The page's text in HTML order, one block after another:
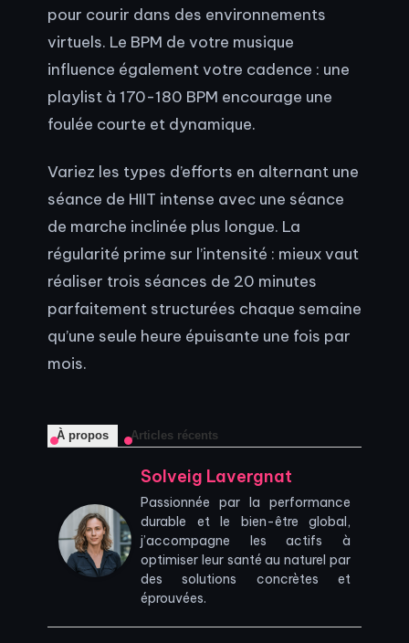
pour courir dans des environnements
virtuels. Le BPM de votre musique
influence également votre cadence : une
playlist à 170-180 BPM encourage une
foulée courte et dynamique.
Variez les types d’efforts en alternant une
séance de HIIT intense avec une séance
de marche inclinée plus longue. La
régularité prime sur l’intensité : mieux vaut
réaliser trois séances de 20 minutes
parfaitement structurées chaque semaine
qu’une seule heure épuisante une fois par
mois.
À propos Articles récents
Solveig Lavergnat
Passionnée par la performance
durable et le bien-être global,
j’accompagne les actifs à
optimiser leur santé au naturel par
des solutions concrètes et
éprouvées.